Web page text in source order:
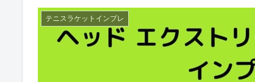
テニスラケットインプレ